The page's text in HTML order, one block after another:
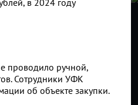
в 2024 году
проводило ручной,
Сотрудники УФК
об объекте закупки.